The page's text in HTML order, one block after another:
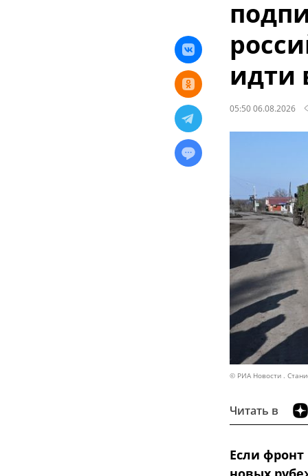
идти
05:50 06.08.2026
© РИА Новости .
Читать в
Если